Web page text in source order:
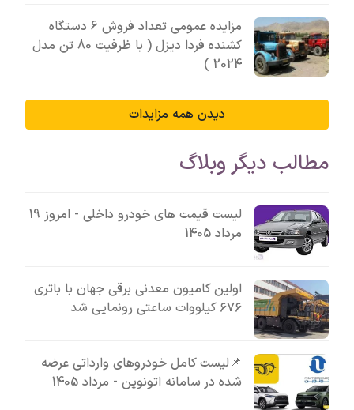
مزایده عمومی تعداد فروش 6 دستگاه
کشنده فردا دیزل ( با ظرفیت 80 تن مدل
2024 )
دیدن همه مزایدات
مطالب دیگر وبلاگ
لیست قیمت های خودرو داخلی - امروز 19
مرداد 1405
اولین کامیون معدنی برقی جهان با باتری
۶۷۶ کیلووات ساعتی رونمایی شد
📌لیست کامل خودروهای وارداتی عرضه
شده در سامانه اتونوین - مرداد 1405